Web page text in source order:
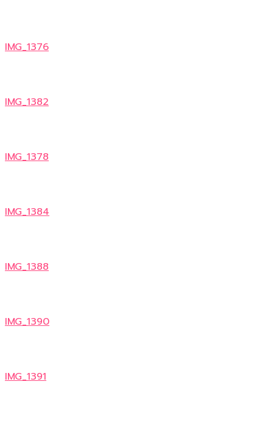
IMG_1376
IMG_1382
IMG_1378
IMG_1384
IMG_1388
IMG_1390
IMG_1391